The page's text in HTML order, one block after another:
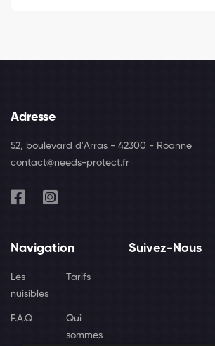
Adresse
52, boulevard d'Arras - 42300 - Roanne
contact@needs-protect.fr
Navigation
Les
nuisibles
Tarifs
F.A.Q
Qui
sommes
Suivez-Nous